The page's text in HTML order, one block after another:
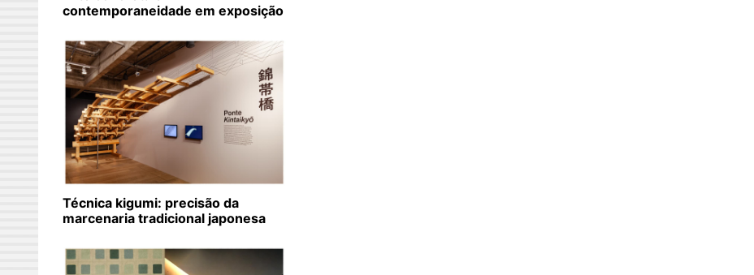
contemporaneidade em exposição
Técnica kigumi: precisão da
marcenaria tradicional japonesa